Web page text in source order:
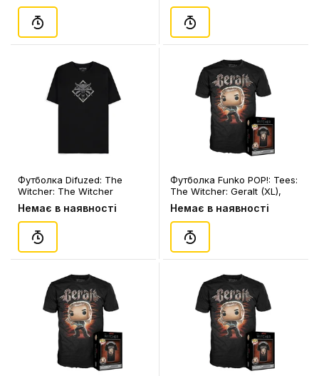
Футболка Difuzed: The
Witcher: The Witcher
Medallion (L), (401325)
Немає в наявності
Футболка Funko POP!: Tees:
The Witcher: Geralt (XL),
(74490)
Немає в наявності